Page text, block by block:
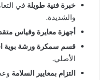
خبرة فنية طويلة في
والشديدة.
أجهزة معايرة وقياس
قسم سمكرة ورشة بوية
الأصلي.
التزام بمعايير السلامة